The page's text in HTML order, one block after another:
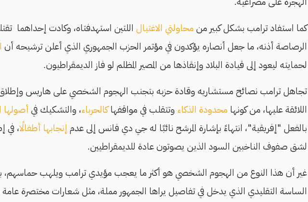
كما استفاد ترامب بشكل كبير من محاولتي الاغتيالاللتين استهدفتاه، وكادت إحداهما
الرصاصة أذنه، ما جعل أنصاره يؤكدون في مؤتمر الحزب الجمهوري الذي أعلن ترشيحه أن
لحمايته ليعود إلى قيادة البلاد وإنقاذها من المصير المظلم لو فاز الديمقراطيون.
تجاهل ترامب نصائح مستشاريه وقادة حزبه بتجنب الهجوم الشخصي على هاريس
اللائقة عليها، من كونها محدودة الذكاء وتتقلب في مواقفهاكالحرباء، والتشكيك في أصولها
بالفعل "إفريقية"، انتهاءً بإشارة المرشح نائبًا له جي دي فانس إلى عدم إنجابها أطفالًا، في
لشق صفوف الناخبين السود الذين يصوتون عادة للديمقراطيين.
غير أن هذا النوع من الهجوم الشخصي هو أكثر ما يعجب مؤيدي ترامب ويلهب
الساسة التقليدي الذي يدخل في تفاصيل يراها الجمهور مملة، مثل شعارات مختصرة